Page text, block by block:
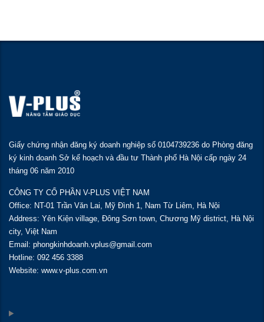
Giấy chứng nhận đăng ký doanh nghiệp số 0104739236 do Phòng đăng
ký kinh doanh Sở kế hoạch và đầu tư Thành phố Hà Nội cấp ngày 24
tháng 06 năm 2010
CÔNG TY CỔ PHẦN V-PLUS VIỆT NAM
Office: NT-01 Trần Văn Lai, Mỹ Đình 1, Nam Từ Liêm, Hà Nội
Address: Yên Kiện village, Đông Sơn town, Chương Mỹ district, Hà Nội
city, Việt Nam
Email: phongkinhdoanh.vplus@gmail.com
Hotline: 092 456 3388
Website: www.v-plus.com.vn